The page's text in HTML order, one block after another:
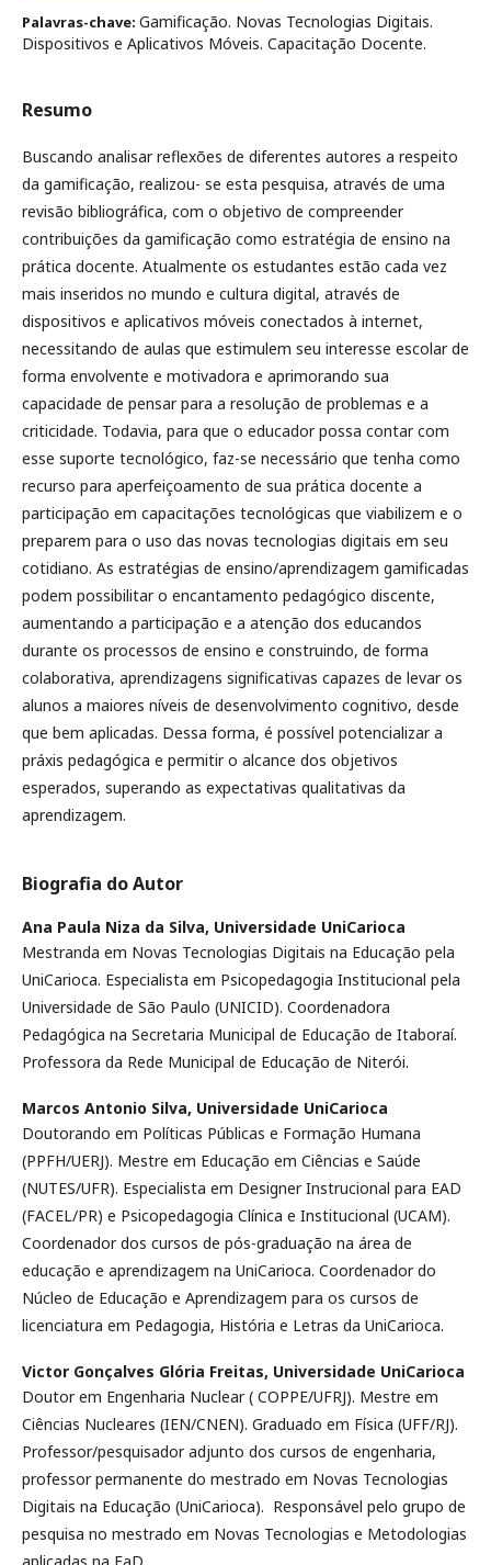
Palavras-chave: Gamificação. Novas Tecnologias Digitais.
Dispositivos e Aplicativos Móveis. Capacitação Docente.
Resumo
Buscando analisar reflexões de diferentes autores a respeito
da gamificação, realizou- se esta pesquisa, através de uma
revisão bibliográfica, com o objetivo de compreender
contribuições da gamificação como estratégia de ensino na
prática docente. Atualmente os estudantes estão cada vez
mais inseridos no mundo e cultura digital, através de
dispositivos e aplicativos móveis conectados à internet,
necessitando de aulas que estimulem seu interesse escolar de
forma envolvente e motivadora e aprimorando sua
capacidade de pensar para a resolução de problemas e a
criticidade. Todavia, para que o educador possa contar com
esse suporte tecnológico, faz-se necessário que tenha como
recurso para aperfeiçoamento de sua prática docente a
participação em capacitações tecnológicas que viabilizem e o
preparem para o uso das novas tecnologias digitais em seu
cotidiano. As estratégias de ensino/aprendizagem gamificadas
podem possibilitar o encantamento pedagógico discente,
aumentando a participação e a atenção dos educandos
durante os processos de ensino e construindo, de forma
colaborativa, aprendizagens significativas capazes de levar os
alunos a maiores níveis de desenvolvimento cognitivo, desde
que bem aplicadas. Dessa forma, é possível potencializar a
práxis pedagógica e permitir o alcance dos objetivos
esperados, superando as expectativas qualitativas da
aprendizagem.
Biografia do Autor
Ana Paula Niza da Silva, Universidade UniCarioca
Mestranda em Novas Tecnologias Digitais na Educação pela
UniCarioca. Especialista em Psicopedagogia Institucional pela
Universidade de São Paulo (UNICID). Coordenadora
Pedagógica na Secretaria Municipal de Educação de Itaboraí.
Professora da Rede Municipal de Educação de Niterói.
Marcos Antonio Silva, Universidade UniCarioca
Doutorando em Políticas Públicas e Formação Humana
(PPFH/UERJ). Mestre em Educação em Ciências e Saúde
(NUTES/UFR). Especialista em Designer Instrucional para EAD
(FACEL/PR) e Psicopedagogia Clínica e Institucional (UCAM).
Coordenador dos cursos de pós-graduação na área de
educação e aprendizagem na UniCarioca. Coordenador do
Núcleo de Educação e Aprendizagem para os cursos de
licenciatura em Pedagogia, História e Letras da UniCarioca.
Victor Gonçalves Glória Freitas, Universidade UniCarioca
Doutor em Engenharia Nuclear ( COPPE/UFRJ). Mestre em
Ciências Nucleares (IEN/CNEN). Graduado em Física (UFF/RJ).
Professor/pesquisador adjunto dos cursos de engenharia,
professor permanente do mestrado em Novas Tecnologias
Digitais na Educação (UniCarioca). Responsável pelo grupo de
pesquisa no mestrado em Novas Tecnologias e Metodologias